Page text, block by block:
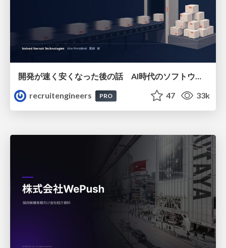
開発が速く安くなった後の話 AI時代のソフトウェアエンジニアリング組織論 #devsumi
recruitengineers
PRO 47 33k